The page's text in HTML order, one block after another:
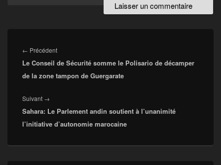
de
l’article
← PrécédentArticle
précédent :
Le Conseil de Sécurité somme le Polisario de décamper
de la zone tampon de Guergarate
Suivant →
suivant :
Sahara: Le Parlement andin soutient à l’unanimité
l’initiative d’autonomie marocaine